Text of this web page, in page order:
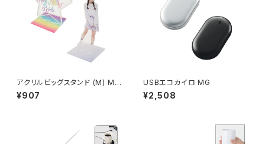
アクリルビッグスタンド (M) MG
210×260mm
¥907
USBエコカイロ MG
¥2,508